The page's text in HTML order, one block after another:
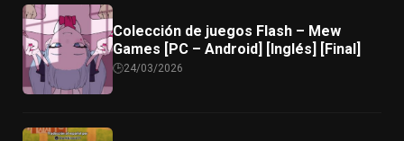
Colección de juegos Flash – Mew
Games [PC – Android] [Inglés] [Final]
24/03/2026